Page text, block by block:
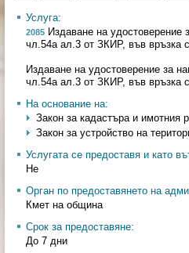
Услуга:
2085 Издаване на удостоверение
чл.54а ал.3 от ЗКИР, във връзка
Издаване на удостоверение за
чл.54а ал.3 от ЗКИР, във връзка
На основание на:
Закон за кадастъра и имотния
Закон за устройство на
Услугата се предоставя и като
Не
Орган по предоставянето на
Кмет на община
Срок за предоставяне:
До 7 дни